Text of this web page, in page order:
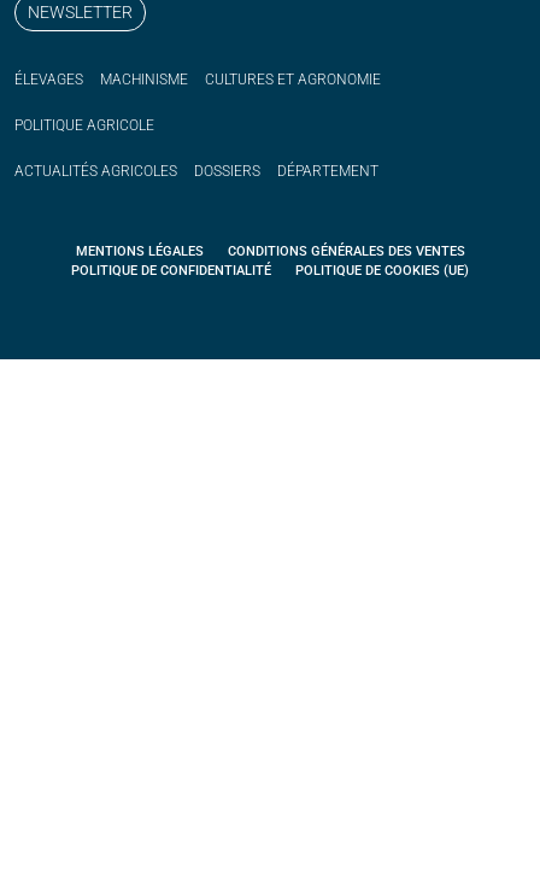
NEWSLETTER
ÉLEVAGES MACHINISME CULTURES ET AGRONOMIE
POLITIQUE AGRICOLE
ACTUALITÉS AGRICOLES DOSSIERS DÉPARTEMENT
MENTIONS LÉGALES
CONDITIONS GÉNÉRALES DES VENTES
POLITIQUE DE CONFIDENTIALITÉ
POLITIQUE DE COOKIES (UE)